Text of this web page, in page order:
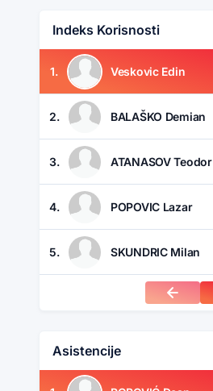
Indeks Korisnosti
1. Veskovic Edin
2. BALAŠKO Demian
3. ATANASOV Teodor
4. POPOVIC Lazar
5. SKUNDRIC Milan
Asistencije